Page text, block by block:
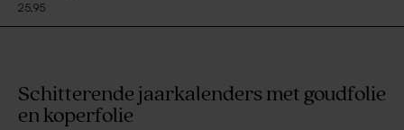
25,95
Schitterende jaarkalenders met goudfolie
en koperfolie